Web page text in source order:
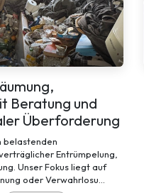
Beratung und
Überforderung
belastenden
Entrümpelung,
Unser Fokus liegt auf
oder Verwahrlosu...